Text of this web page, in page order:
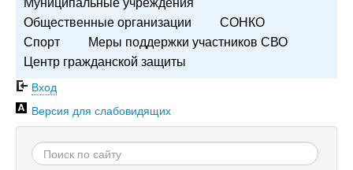
Общественные организации
СОНКО
Спорт
Меры поддержки участников СВО
Центр гражданской защиты
Вход
Версия для слабовидящих